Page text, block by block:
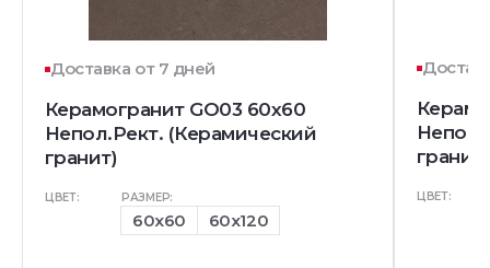
Доставка от 7 дней
Керамогранит GO03 60x60
Непол.Рект. (Керамический
гранит)
ЦВЕТ: РАЗМЕР:
60x60 60x120
гранит)
ЦВЕТ: